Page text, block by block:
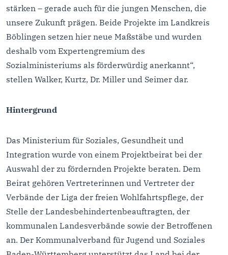
stärken – gerade auch für die jungen Menschen, die
unsere Zukunft prägen. Beide Projekte im Landkreis
Böblingen setzen hier neue Maßstäbe und wurden
deshalb vom Expertengremium des
Sozialministeriums als förderwürdig anerkannt“,
stellen Walker, Kurtz, Dr. Miller und Seimer dar.
Hintergrund
Das Ministerium für Soziales, Gesundheit und
Integration wurde von einem Projektbeirat bei der
Auswahl der zu fördernden Projekte beraten. Dem
Beirat gehören Vertreterinnen und Vertreter der
Verbände der Liga der freien Wohlfahrtspflege, der
Stelle der Landesbehindertenbeauftragten, der
kommunalen Landesverbände sowie der Betroffenen
an. Der Kommunalverband für Jugend und Soziales